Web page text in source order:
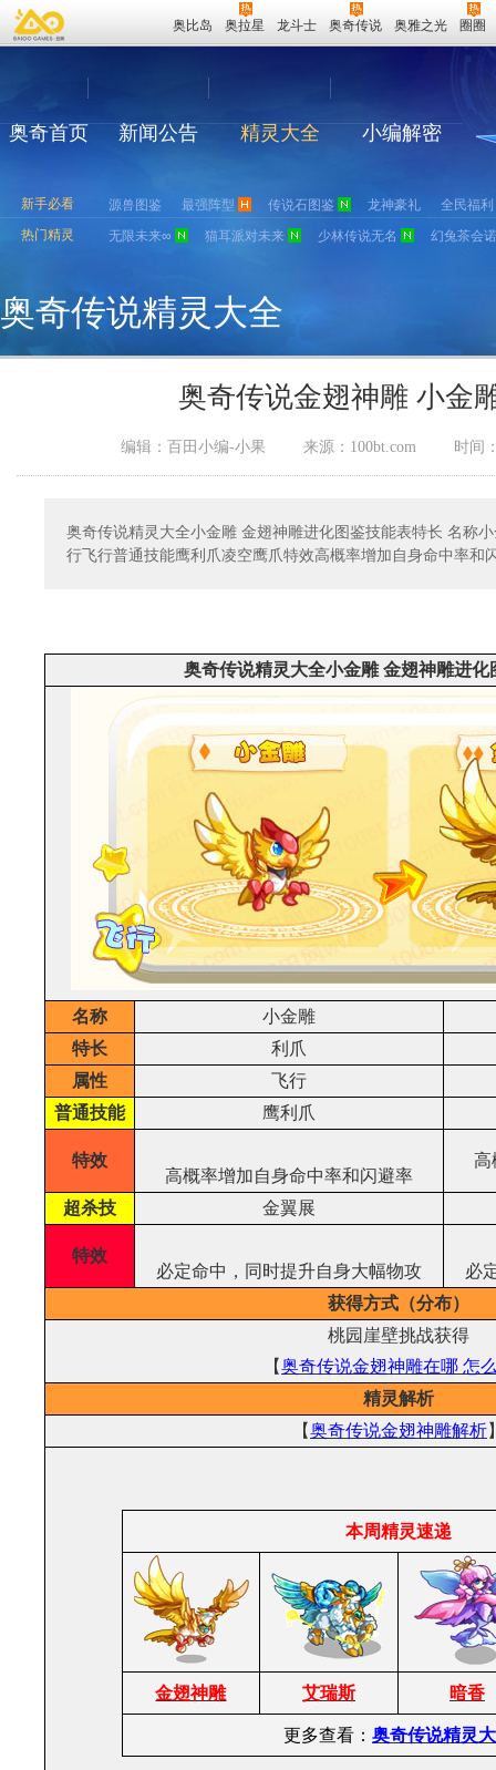
奥比岛 奥拉星 龙斗士 奥奇传说 奥雅之光 圈圈
奥奇首页 新闻公告 精灵大全 小编解密
新手必看 源兽图鉴 最强阵型 传说石图鉴 龙神豪礼
全民福利
热门精灵
无限未来∞ 猫耳派对未来 少林传说无名 幻兔茶会
奥奇传说精灵大全
奥奇传说金翅神雕 小金
编辑：百田小编-小果 来源： 100bt.com 时间
奥奇传说精灵大全小金雕 金翅神雕进化图鉴技能表特长 名称
行飞行普通技能鹰利爪凌空鹰爪特效高概率增加自身命中率和
奥奇传说精灵大全小金雕 金翅神雕进化
名称
小金雕
特长
利爪
属性
飞行
普通技能
鹰利爪
特效
高概率增加自身命中率和闪避率
高
超杀技 金翼展
特效
必定命中，同时提升自身大幅物攻
必
获得方式（分布）
桃园崖壁挑战获得
【奥奇传说金翅神雕在哪 怎
精灵解析
【奥奇传说金翅神雕解析
本周精灵速递
金翅神雕 艾瑞斯 暗香
更多查看： 奥奇传说精灵